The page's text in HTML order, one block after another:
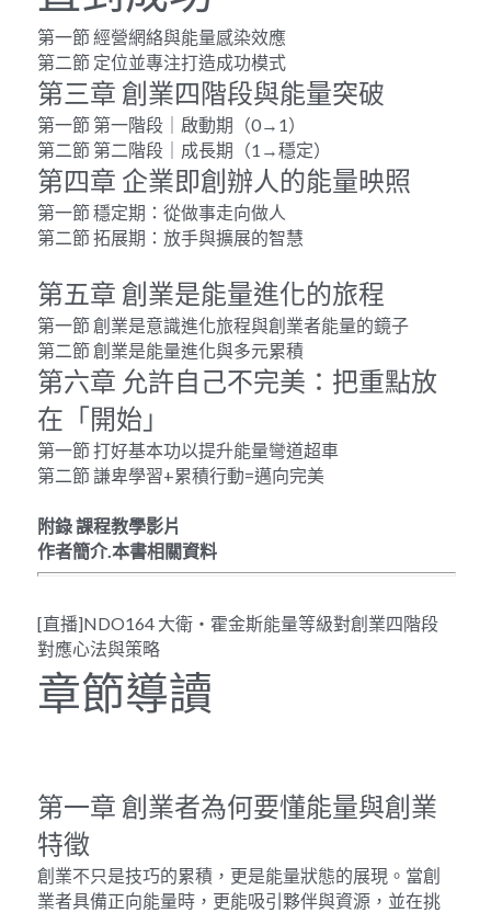
第一節 經營網絡與能量感染效應
第二節 定位並專注打造成功模式
第三章 創業四階段與能量突破
第一節 第一階段｜啟動期（0→1）
第二節 第二階段｜成長期（1→穩定）
第四章 企業即創辦人的能量映照
第一節 穩定期：從做事走向做人
第二節 拓展期：放手與擴展的智慧
第五章 創業是能量進化的旅程
第一節 創業是意識進化旅程與創業者能量的鏡子
第二節 創業是能量進化與多元累積
第六章 允許自己不完美：把重點放
在「開始」
第一節 打好基本功以提升能量彎道超車
第二節 謙卑學習+累積行動=邁向完美
附錄課程教學影片
作者簡介.本書相關資料
[直播]NDO164 大衛・霍金斯能量等級對創業四階段
對應心法與策略
章節導讀
第一章 創業者為何要懂能量與創業
特徵
創業不只是技巧的累積，更是能量狀態的展現。當創
業者具備正向能量時，更能吸引夥伴與資源，並在挑